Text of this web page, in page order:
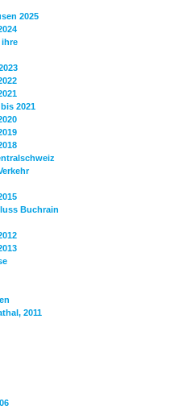
2025
2021
Buchrain
2011